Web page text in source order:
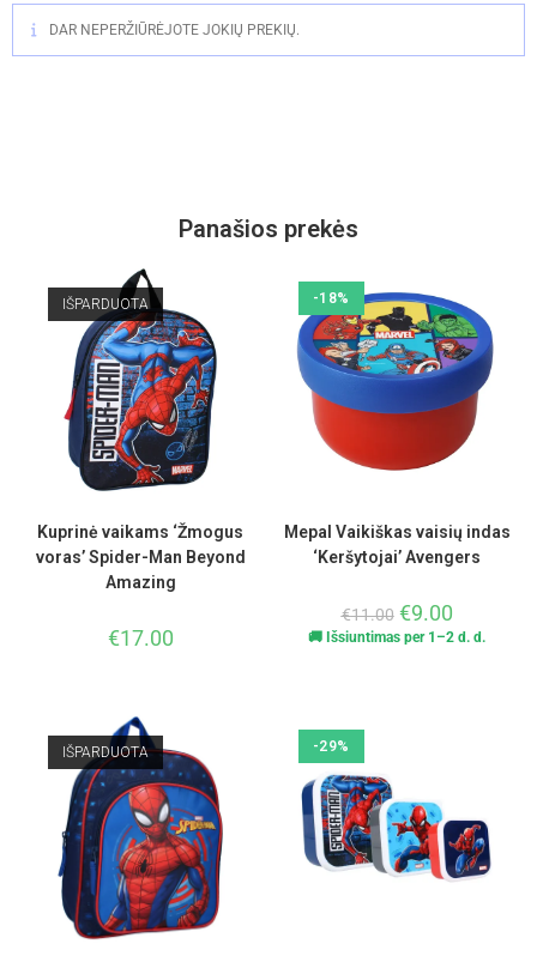
DAR NEPERŽIŪRĖJOTE JOKIŲ PREKIŲ.
Panašios prekės
IŠPARDUOTA
Kuprinė vaikams ‘Žmogus
voras’ Spider-Man Beyond
Amazing
€17.00
-18%
Mepal Vaikiškas vaisių indas
‘Keršytojai’ Avengers
€11.00 €9.00
🚚 Išsiuntimas per 1–2 d. d.
IŠPARDUOTA -29%